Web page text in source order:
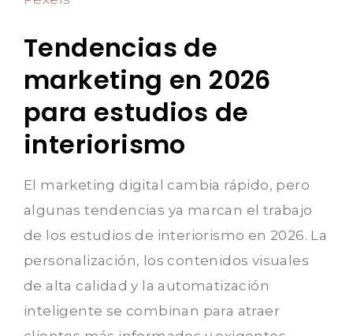
Tendencias de
marketing en 2026
para estudios de
interiorismo
El marketing digital cambia rápido, pero
algunas tendencias ya marcan el trabajo
de los estudios de interiorismo en 2026. La
personalización, los contenidos visuales
de alta calidad y la automatización
inteligente se combinan para atraer